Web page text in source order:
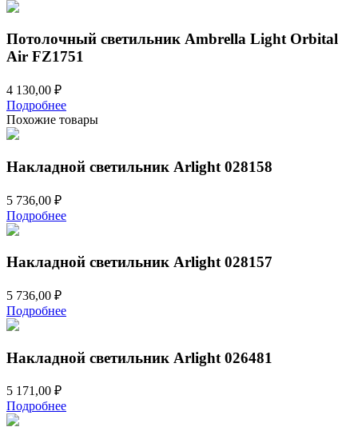
Потолочный светильник Ambrella Light Orbital
Air FZ1751
4 130,00 ₽
Подробнее
Похожие товары
Накладной светильник Arlight 028158
5 736,00 ₽
Подробнее
Накладной светильник Arlight 028157
5 736,00 ₽
Подробнее
Накладной светильник Arlight 026481
5 171,00 ₽
Подробнее